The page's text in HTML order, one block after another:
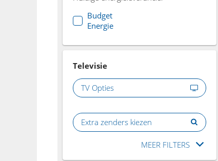
Budget
Energie
Televisie
TV Opties
Extra zenders kiezen
MEER FILTERS